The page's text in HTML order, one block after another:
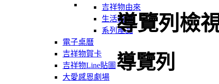
吉祥物由來
生活軌跡
系列產品
電子桌曆
吉祥物賀卡
吉祥物Line貼圖
大愛感恩劇場
導覽列檢
導覽列